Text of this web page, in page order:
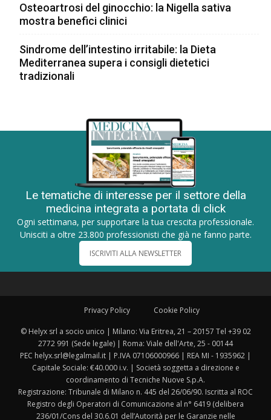
Osteoartrosi del ginocchio: la Nigella sativa
mostra benefici clinici
Sindrome dell’intestino irritabile: la Dieta
Mediterranea supera i consigli dietetici
tradizionali
Le tematiche di interesse per il settore della
medicina integrata a portata di click
Ogni settimana, per supportare la tua crescita professionale.
Unisciti a oltre 23.800 professionisti che già ne fanno parte.
ISCRIVITI ALLA NEWSLETTER
Privacy Policy Cookie Policy
© Helyx srl a socio unico | Milano: Via Eritrea, 21 – 20157 Tel +39 02
2772 991 (Sede legale) | Roma: Viale dell'Arte, 25 - 00144
PEC helyx.srl@legalmail.it | P.IVA 07106000966 | REA MI - 1935962 |
Capitale Sociale: €40.000 i.v. | Società soggetta a direzione e
coordinamento di Tecniche Nuove S.p.A.
Registrazione: Tribunale di Milano n. 445 del 26/06/90. Iscritta al ROC
Registro degli Operatori di Comunicazione al n° 6419 (delibera
236/01/Cons del 30.6.01 dell’Autorità per le Garanzie nelle